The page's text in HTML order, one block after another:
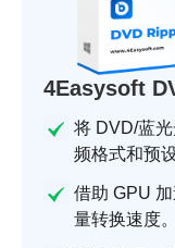
4Easysoft
将 DVD/蓝
频格式和预
借助 GPU
量转换速度。